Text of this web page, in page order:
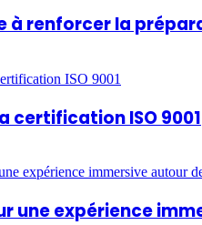
à renforcer la
certification ISO 9001
une expérience